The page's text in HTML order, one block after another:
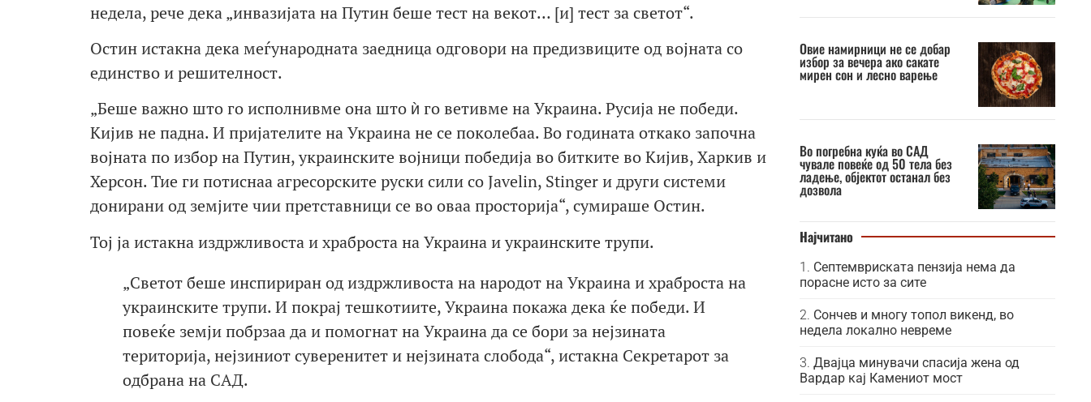
недела, рече дека „инвазијата на Путин беше тест на векот… [и] тест за светот“.
Остин истакна дека меѓународната заедница одговори на предизвиците од војната со
единство и решителност.
„Беше важно што го исполнивме она што ѝ го ветивме на Украина. Русија не победи.
Кијив не падна. И пријателите на Украина не се поколебаа. Во годината откако започна
војната по избор на Путин, украинските војници победија во битките во Кијив, Харкив и
Херсон. Тие ги потиснаа агресорските руски сили со Javelin, Stinger и други системи
донирани од земјите чии претставници се во оваа просторија“, сумираше Остин.
Тој ја истакна издржливоста и храброста на Украина и украинските трупи.
„Светот беше инспириран од издржливоста на народот на Украина и храброста на
украинските трупи. И покрај тешкотиите, Украина покажа дека ќе победи. И
повеќе земји побрзаа да и помогнат на Украина да се бори за нејзината
територија, нејзиниот суверенитет и нејзината слобода“, истакна Секретарот за
одбрана на САД.
Овие намирници не се добар
избор за вечера ако сакате
мирен сон и лесно варење
Во погребна куќа во САД
чувале повеќе од 50 тела без
ладење, објектот останал без
дозвола
Најчитано
Септемвриската пензија нема да
порасне исто за сите
Сончев и многу топол викенд, во
недела локално невреме
Двајца минувачи спасија жена од
Вардар кај Камениот мост